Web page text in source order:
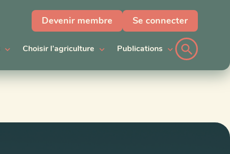
Devenir membre Se connecter
Choisir l’agriculture Publications